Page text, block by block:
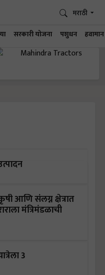
सरकारी योजना पशुधन हवामान
मराठी
आणि संलग्न क्षेत्रात
मंत्रिमंडळाची
3